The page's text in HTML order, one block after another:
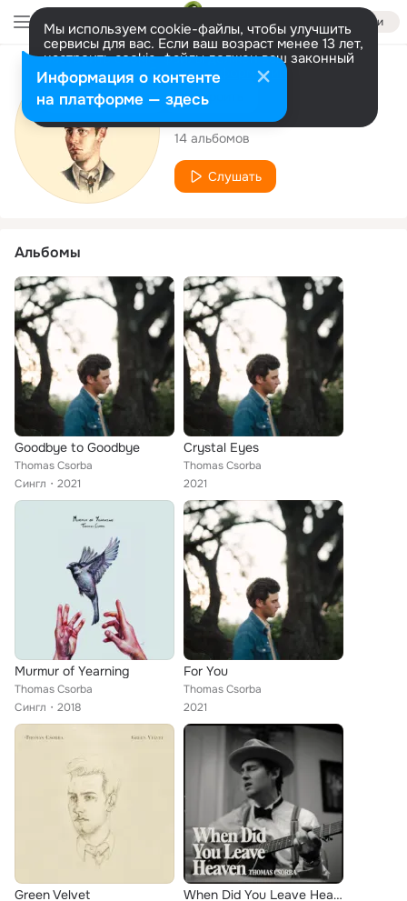
Войти
Мы используем cookie-файлы, чтобы улучшить
сервисы для вас. Если ваш возраст менее 13 лет,
настроить cookie-файлы должен ваш законный
представитель. Больше информации
Разрешить все Настроить
Исполнитель
Thomas Csorba
14 альбомов
Слушать
Альбомы
Goodbye to Goodbye
Thomas Csorba
Сингл
2021
Crystal Eyes
Thomas Csorba
2021
Murmur of Yearning
Thomas Csorba
Сингл
2018
For You
Thomas Csorba
2021
Green Velvet When Did You Leave Heaven
Информация о контенте
на платформе — здесь